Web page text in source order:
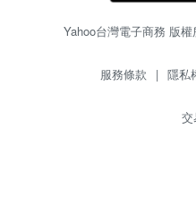
Yahoo台灣電子商務 版
服務條款 | 隱私
交